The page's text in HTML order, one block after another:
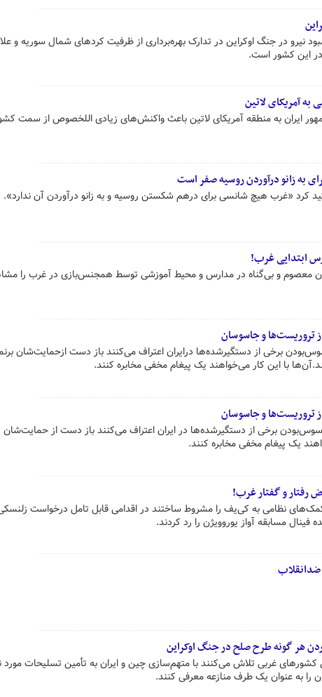
نیرو در جنگ اوکراین در تدارک بهره‌برداری از ظرفیت کردهای شمال سوریه و
این کشور است.
به آمریکای لاتین
ایران به منطقه آمریکای لاتین باعث واکنش‌های زیادی اللخصوص از سمت
به زانو درآوردن روسیه صفر است
کرد «غرب هیچ شانسی برای درهم شکستن روسیه و به زانو درآوردن آن ندارد».
ابتدایی غرب!
معصوم و بی‌گناه در مدارس و محیط آموزشی توسط همجنس‌بازی در غرب را
تروریست‌ها و جاسوسان
برخی از دستگیرشده‌ها درایران اعتراف می‌کنند باز دست ازحمایت‌شان
با این کار می‌خواهند یک پیغام مخفی مخابره کنند.
تروریست‌ها و جاسوسان
برخی از دستگیرشده‌ها در ایران اعتراف می‌کنند باز دست از حمایت‌شان
یک پیغام مخفی مخابره کنند.
رفتار و گفتار غرب!
نظامی به کی‌یف را مشروط ساختند در اقدامی قابل تامل درخواست
فینال مسابقه آواز یوروویژن را رد کردند.
هر گونه طرح صلح در جنگ اوکراین
غربی تلاش می‌کنند با متهم‌سازی چین و ایران به تأمین تسلیحات مورد
را به عنوان یک طرف منازعه معرفی کنند.